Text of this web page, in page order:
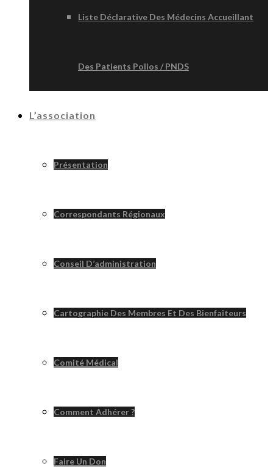
Liste Déclarative Des Médecins Accueillant
Des Patients Polios / PNDS
L’association
Présentation
Correspondants Régionaux
Conseil D’administration
Cartographie Des Membres Et Des Bienfaiteurs
Comité Médical
Comment Adhérer ?
Faire Un Don